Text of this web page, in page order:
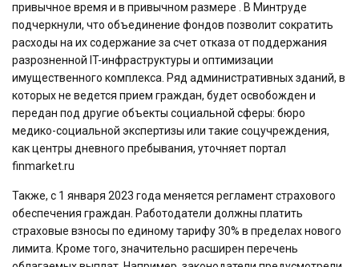
привычное время и в привычном размере . В Минтруде
подчеркнули, что объединение фондов позволит сократить
расходы на их содержание за счет отказа от поддержания
разрозненной IT-инфраструктуры и оптимизации
имущественного комплекса. Ряд административных зданий, в
которых не ведется прием граждан, будет освобожден и
передан под другие объекты социальной сферы: бюро
медико-социальной экспертизы или такие соцучреждения,
как центры дневного пребывания, уточняет портал
finmarket.ru
Также, с 1 января 2023 года меняется регламент страхового
обеспечения граждан. Работодатели должны платить
страховые взносы по единому тарифу 30% в пределах нового
лимита. Кроме того, значительно расширен перечень